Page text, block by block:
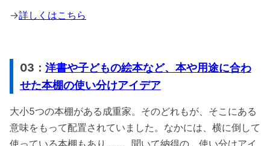
→詳しくはこちら
03： 洋書や子どもの絵本など、本や用途に合わ
せた本棚の使い分けアイデア
大小5つの本棚がある成重家。そのどれもが、そこにある
意味をもって配置されていました。なかには、横に倒して